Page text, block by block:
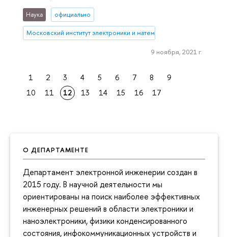
О ДЕПАРТАМЕНТЕ
Департамент электронной инженерии создан в
2015 году. В научной деятельности мы
ориентированы на поиск наиболее эффективных
инженерных решений в области электроники и
наноэлектроники, физики конденсированного
состояния, инфокоммуникационных устройств и
Наука официально
Московский институт электроники и математики им. А.Н. Тихонова
9 ноября, 2021 г.
1 2 3 4 5 6 7 8
9
10
11 12 13 14 15 16 17